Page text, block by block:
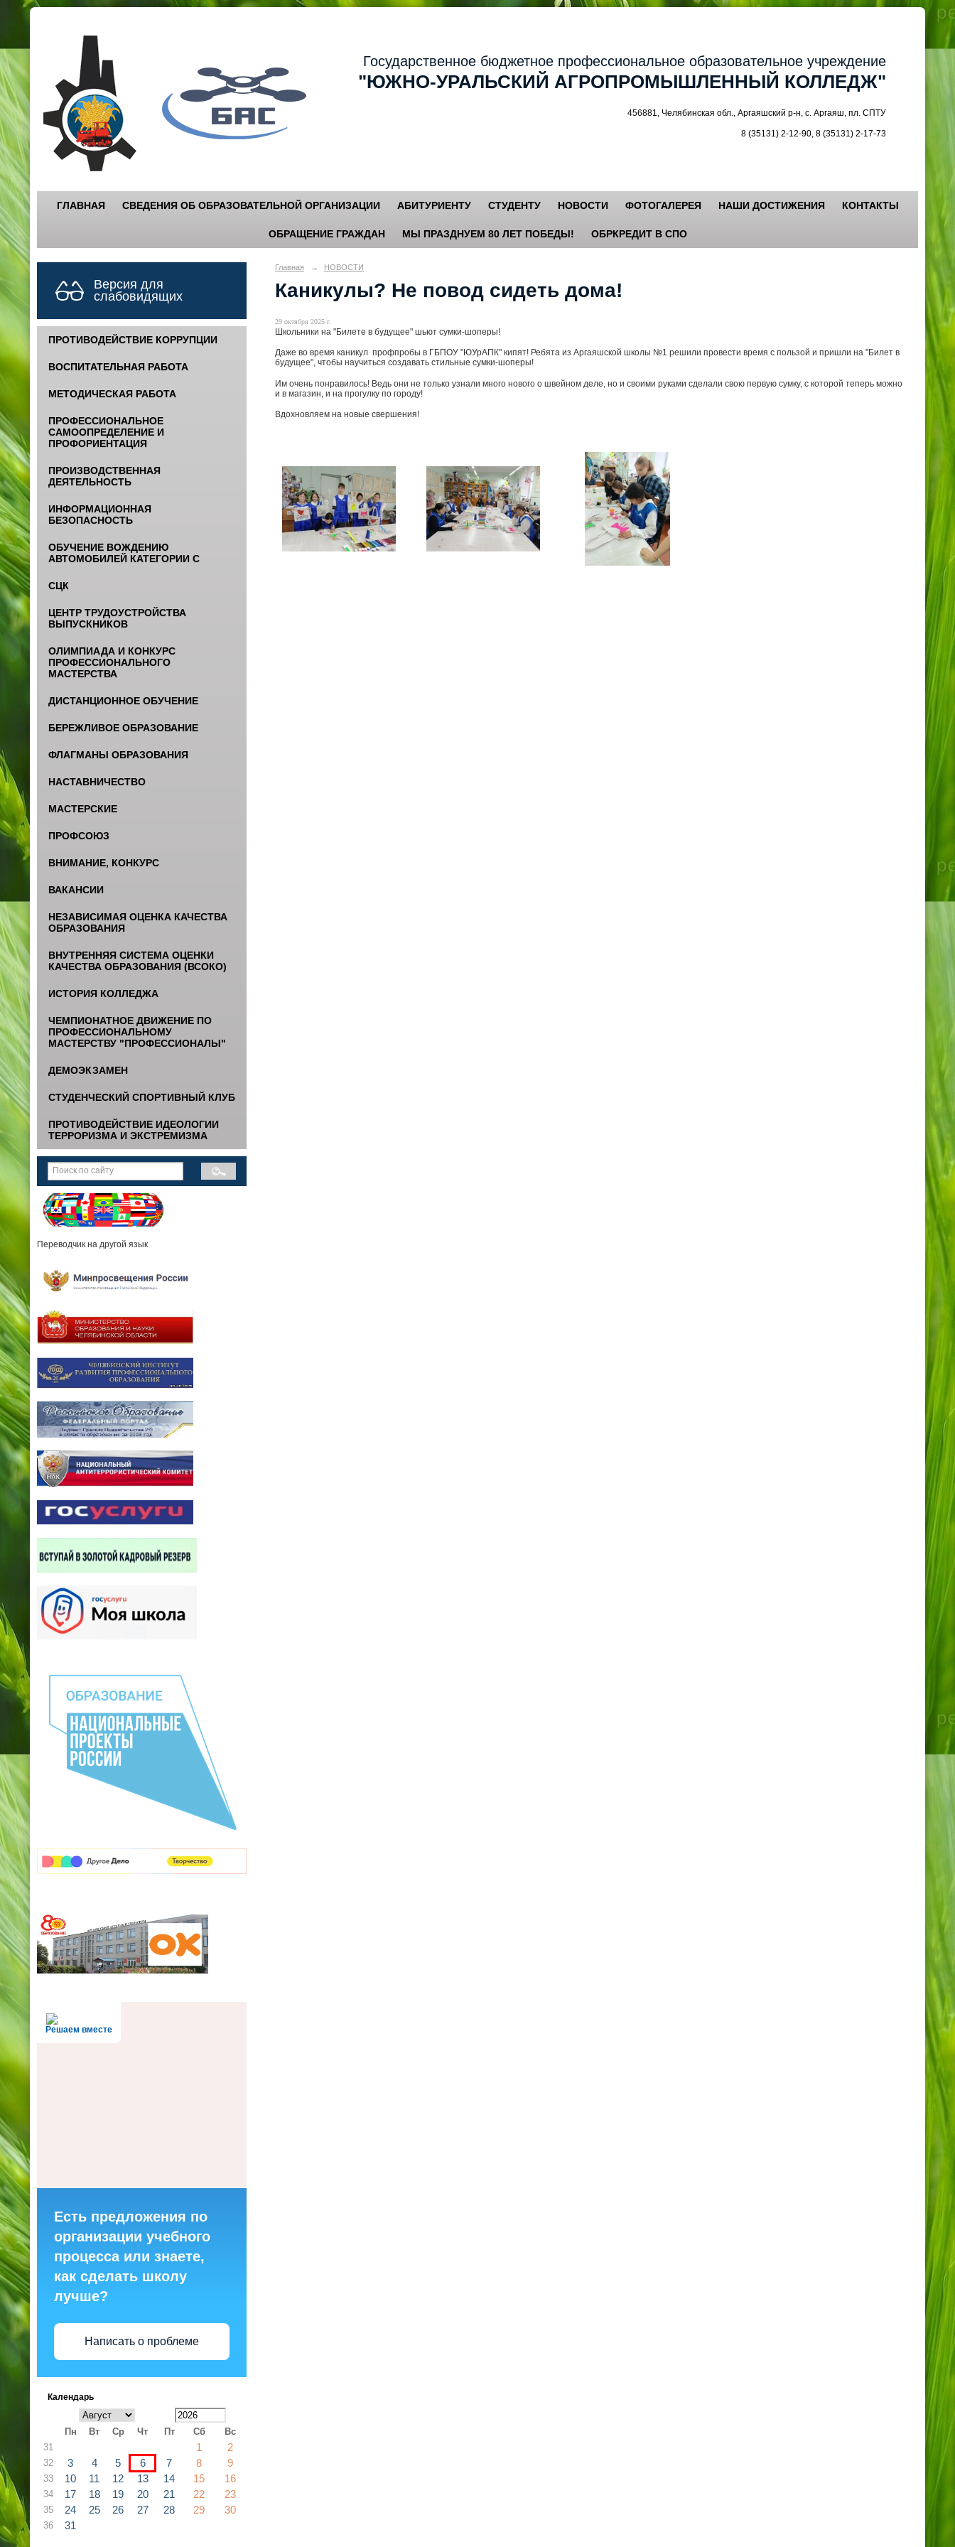
Государственное бюджетное профессиональное образовательное учреждение
"ЮЖНО-УРАЛЬСКИЙ АГРОПРОМЫШЛЕННЫЙ КОЛЛЕДЖ"
456881, Челябинская обл., Аргаяшский р-н, с. Аргаяш, пл. СПТУ
8 (35131) 2-12-90, 8 (35131) 2-17-73
ГЛАВНАЯ СВЕДЕНИЯ ОБ ОБРАЗОВАТЕЛЬНОЙ ОРГАНИЗАЦИИ АБИТУРИЕНТУ СТУДЕНТУ НОВОСТИ ФОТОГАЛЕРЕЯ НАШИ ДОСТИЖЕНИЯ КОНТАКТЫ
ОБРАЩЕНИЕ ГРАЖДАН МЫ ПРАЗДНУЕМ 80 ЛЕТ ПОБЕДЫ! ОБРКРЕДИТ В СПО
Версия для
слабовидящих
ПРОТИВОДЕЙСТВИЕ КОРРУПЦИИ
ВОСПИТАТЕЛЬНАЯ РАБОТА
МЕТОДИЧЕСКАЯ РАБОТА
ПРОФЕССИОНАЛЬНОЕ
САМООПРЕДЕЛЕНИЕ И
ПРОФОРИЕНТАЦИЯ
ПРОИЗВОДСТВЕННАЯ
ДЕЯТЕЛЬНОСТЬ
ИНФОРМАЦИОННАЯ
БЕЗОПАСНОСТЬ
ОБУЧЕНИЕ ВОЖДЕНИЮ
АВТОМОБИЛЕЙ КАТЕГОРИИ С
СЦК
ЦЕНТР ТРУДОУСТРОЙСТВА
ВЫПУСКНИКОВ
ОЛИМПИАДА И КОНКУРС
ПРОФЕССИОНАЛЬНОГО
МАСТЕРСТВА
ДИСТАНЦИОННОЕ ОБУЧЕНИЕ
БЕРЕЖЛИВОЕ ОБРАЗОВАНИЕ
ФЛАГМАНЫ ОБРАЗОВАНИЯ
НАСТАВНИЧЕСТВО
МАСТЕРСКИЕ
ПРОФСОЮЗ
ВНИМАНИЕ, КОНКУРС
ВАКАНСИИ
НЕЗАВИСИМАЯ ОЦЕНКА КАЧЕСТВА
ОБРАЗОВАНИЯ
ВНУТРЕННЯЯ СИСТЕМА ОЦЕНКИ
КАЧЕСТВА ОБРАЗОВАНИЯ (ВСОКО)
ИСТОРИЯ КОЛЛЕДЖА
ЧЕМПИОНАТНОЕ ДВИЖЕНИЕ ПО
ПРОФЕССИОНАЛЬНОМУ
МАСТЕРСТВУ "ПРОФЕССИОНАЛЫ"
ДЕМОЭКЗАМЕН
СТУДЕНЧЕСКИЙ СПОРТИВНЫЙ КЛУБ
ПРОТИВОДЕЙСТВИЕ ИДЕОЛОГИИ
ТЕРРОРИЗМА И ЭКСТРЕМИЗМА
Переводчик на другой язык
Решаем вместе
Есть предложения по
организации учебного
процесса или знаете,
как сделать школу
лучше?
Написать о проблеме
Календарь
Пн Вт Ср Чт Пт Сб
Вс
31
1 2
32 3 4 5 6 7 8 9
33 10 11 12 13 14 15 16
34 17 18 19 20 21 22 23
35 24 25 26 27 28 29 30
36 31
Главная → НОВОСТИ
Каникулы? Не повод сидеть дома!
29 октября 2025 г.
Школьники на "Билете в будущее" шьют сумки-шоперы!
Даже во время каникул профпробы в ГБПОУ "ЮУрАПК" кипят! Ребята из Аргаяшской школы №1 решили провести время с пользой и пришли на "Билет в
будущее", чтобы научиться создавать стильные сумки-шоперы!
Им очень понравилось! Ведь они не только узнали много нового о швейном деле, но и своими руками сделали свою первую сумку, с которой теперь можно
и в магазин, и на прогулку по городу!
Вдохновляем на новые свершения!